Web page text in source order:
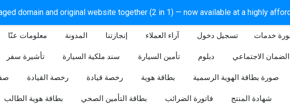
domain and original website together (2 in 1) — now available at a highly
معلومات عنّا المدونة إنجازتنا آراء العملاء تسجيل دخول​ خدمات
تأشيرة سفر سند ملكية السيارة تأمين السيارة دبلوم الاجتماعي
رخصة القيادة رخصة قيادة بطاقة هوية صورة بطاقة الهوية الرسمية
بطاقة هوية الطالب بطاقة التأمين الصحي فاتورة الضرائب شهادة المنتج